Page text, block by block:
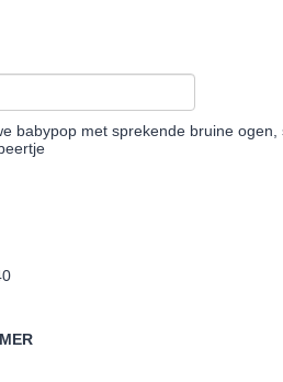
babypop met sprekende bruine